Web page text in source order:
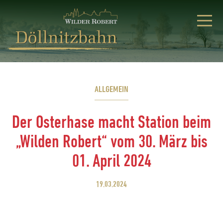
ALLGEMEIN
Der Osterhase macht Station beim
„Wilden Robert“ vom 30. März bis
01. April 2024
19.03.2024